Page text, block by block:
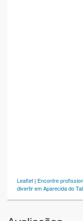
Leaflet | Encontre
divertir em Aparecida do